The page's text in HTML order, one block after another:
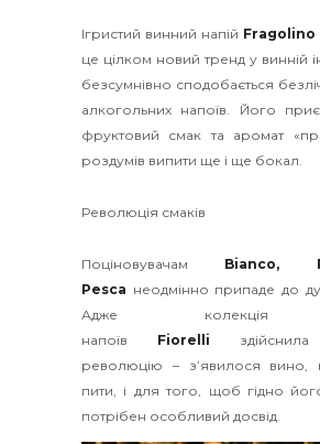
Ігристий винний напій Fragolino
це цілком новий тренд у винній
безсумнівно сподобається
алкогольних напоїв. Його
фруктовий смак та аромат
роздумів випити ще і ще бокал.
Революція смаків
Поціновувачам Bianco,
Pesca неодмінно припаде до
Адже колекція
напоїв Fiorelli
революцію – з’явилося вино,
пити, і для того, щоб гідно
потрібен особливий досвід.